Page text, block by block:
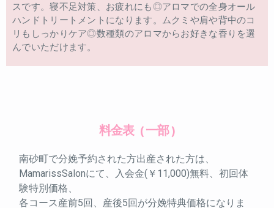
スです。寝不足対策、お疲れにも◎アロマでの全身オール
ハンドトリートメントになります。ムクミや肩や背中のコ
リもしっかりケア◎数種類のアロマからお好きな香りを選
んでいただけます。
料金表 ( 一部 )
南砂町で分娩予約された方出産された方は、
MamarissSalonにて、入会金(￥11,000)無料、初回体
験特別価格、
各コース産前5回、産後5回が分娩特典価格になりま